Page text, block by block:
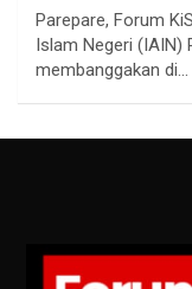
Parepare, Forum
Islam Negeri (IAIN)
membanggakan di…